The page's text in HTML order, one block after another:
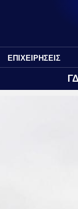
ΕΠΙΧΕΙΡΗΣΕΙΣ